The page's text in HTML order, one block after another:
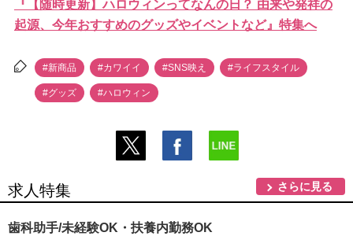
『【随時更新】ハロウィンってなんの日？ 由来や発祥の
起源、今年おすすめのグッズやイベントなど』特集へ
#新商品 #カワイイ #SNS映え #ライフスタイル
#グッズ #ハロウィン
求人特集 さらに見る
歯科助手/未経験OK・扶養内勤務OK